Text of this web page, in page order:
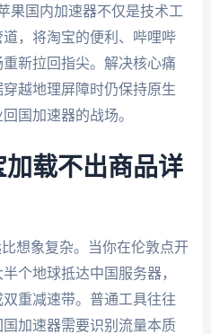
果国内加速器不仅是技术工
，将淘宝的便利、哔哩哔
新拉回指尖。解决核心痛
越地理屏障时仍保持原生
国加速器的战场。
载不出商品详
想象复杂。当你在伦敦点开
个地球抵达中国服务器，
重减速带。普通工具往往
加速器需要识别流量本质